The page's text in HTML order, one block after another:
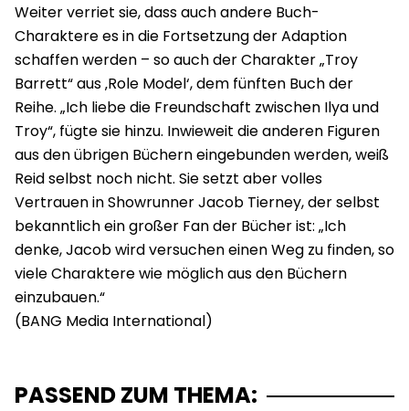
Weiter verriet sie, dass auch andere Buch-
Charaktere es in die Fortsetzung der Adaption
schaffen werden – so auch der Charakter „Troy
Barrett“ aus ‚Role Model‘, dem fünften Buch der
Reihe. „Ich liebe die Freundschaft zwischen Ilya und
Troy“, fügte sie hinzu. Inwieweit die anderen Figuren
aus den übrigen Büchern eingebunden werden, weiß
Reid selbst noch nicht. Sie setzt aber volles
Vertrauen in Showrunner Jacob Tierney, der selbst
bekanntlich ein großer Fan der Bücher ist: „Ich
denke, Jacob wird versuchen einen Weg zu finden, so
viele Charaktere wie möglich aus den Büchern
einzubauen.“
PASSEND ZUM THEMA: